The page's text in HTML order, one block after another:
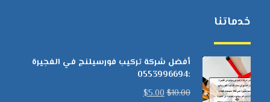
خدماتنا
أفضل شركة تركيب فورسيلنج في الفجيرة
:0553996694
$10.00
$5.00